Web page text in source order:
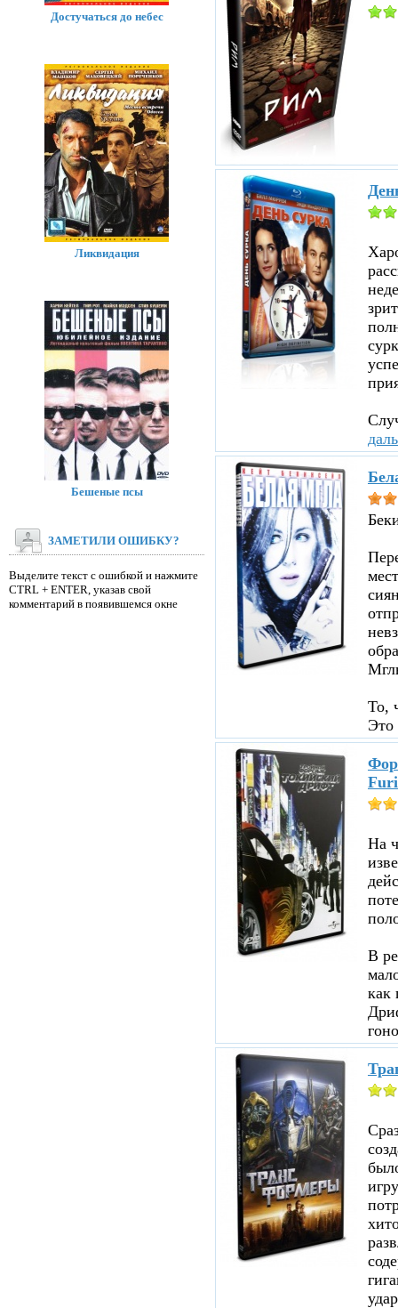
То,
На
В
как
Достучаться до небес
Ликвидация
Бешеные псы
ЗАМЕТИЛИ ОШИБКУ?
Выделите текст с ошибкой и нажмите
CTRL + ENTER, указав свой
комментарий в появившемся окне